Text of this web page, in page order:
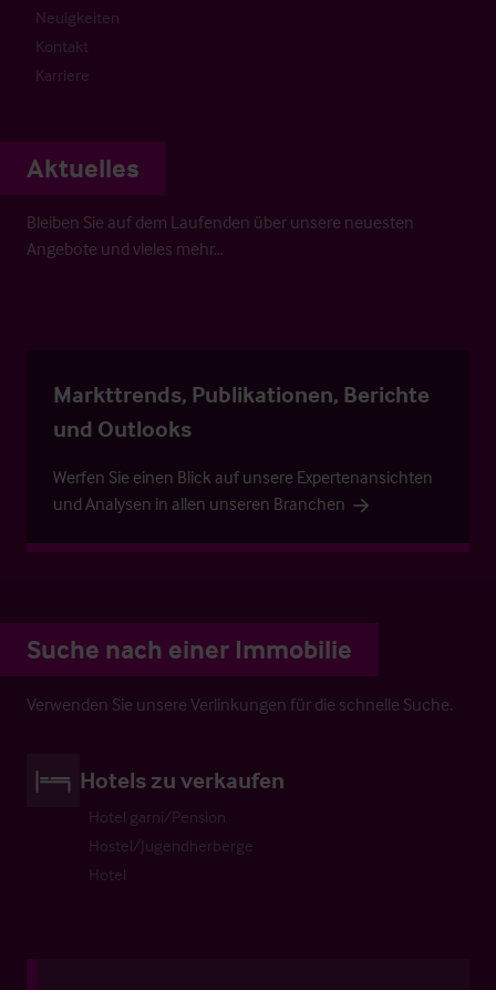
Neuigkeiten
Kontakt
Karriere
Aktuelles
Bleiben Sie auf dem Laufenden über unsere neuesten
Angebote und vieles mehr…
Markttrends, Publikationen, Berichte
und Outlooks
Werfen Sie einen Blick auf unsere Expertenansichten
und Analysen in allen unseren Branchen
Suche nach einer Immobilie
Verwenden Sie unsere Verlinkungen für die schnelle Suche.
Hotels zu verkaufen
Hotel garni/Pension
Hostel/Jugendherberge
Hotel